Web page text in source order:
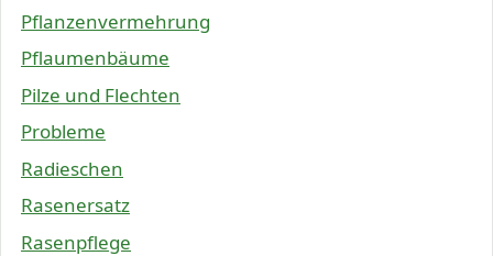
Pflanzenvermehrung
Pflaumenbäume
Pilze und Flechten
Probleme
Radieschen
Rasenersatz
Rasenpflege